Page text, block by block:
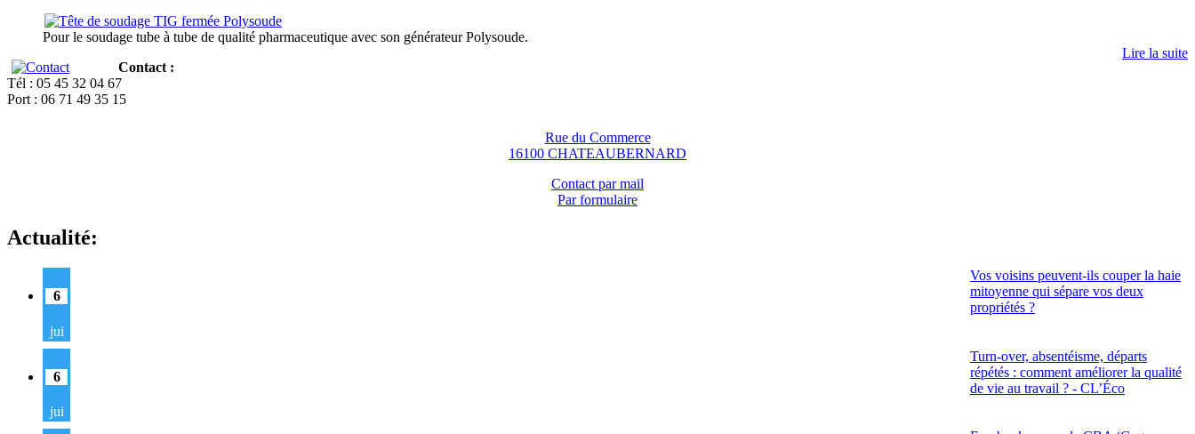
Pour le soudage tube à tube de qualité pharmaceutique avec son générateur Polysoude.
Lire la suite
Contact :
Tél : 05 45 32 04 67
Port : 06 71 49 35 15
Rue du Commerce
16100 CHATEAUBERNARD
Contact par mail
Par formulaire
Actualité:
Vos voisins peuvent-ils couper la haie
mitoyenne qui sépare vos deux
propriétés ?
6
jui
Turn-over, absentéisme, départs
répétés : comment améliorer la qualité
de vie au travail ? - CL’Éco
6
jui